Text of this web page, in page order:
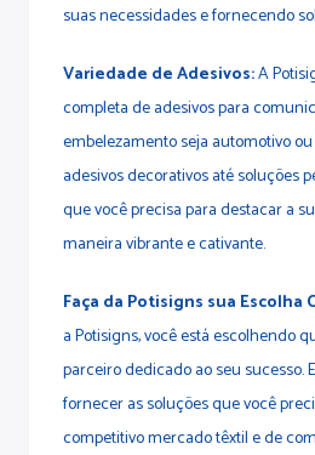
suas necessidades e fornecendo
Variedade de Adesivos:A
completa de adesivos para
embelezamento seja automotivo
adesivos decorativos até soluções
que você precisa para destacar a
maneira vibrante e cativante.
Faça da Potisigns sua Escolha
a Potisigns, você está escolhendo
parceiro dedicado ao seu sucesso.
fornecer as soluções que você
competitivo mercado têxtil e de